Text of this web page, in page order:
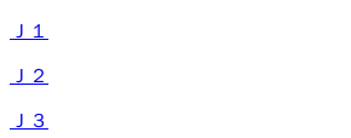
Ｊ１
Ｊ２
Ｊ３